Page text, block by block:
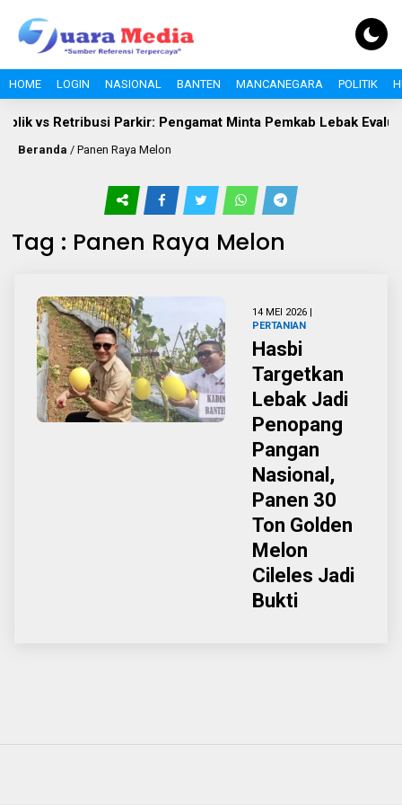
HOME LOGIN NASIONAL BANTEN MANCANEGARA POLITIK
vs Retribusi Parkir: Pengamat Minta Pemkab Lebak
Beranda / Panen Raya Melon
Tag : Panen Raya Melon
14 MEI 2026 |
PERTANIAN
Hasbi
Targetkan
Lebak Jadi
Penopang
Pangan
Nasional,
Panen 30
Ton Golden
Melon
Cileles Jadi
Bukti